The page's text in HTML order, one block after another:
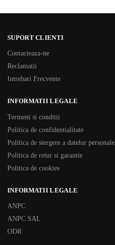
SUPORT CLIENTI
Contacteaza-ne
Reclamatii
Intrebari Frecvente
INFORMATII LEGALE
Termeni si conditii
Politica de confidentialitate
Politica de stergere a datelor personale
Politica de retur si garantie
Politica de cookies
INFORMATII LEGALE
ANPC
ANPC SAL
ODR